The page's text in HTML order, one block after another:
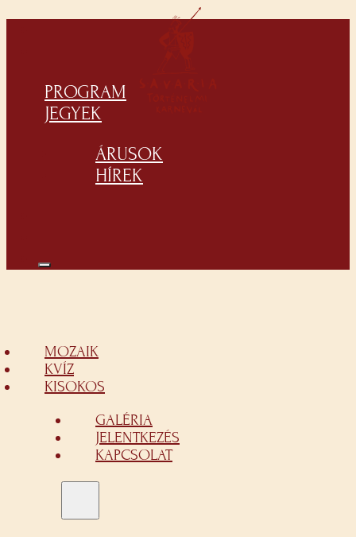
PROGRAM
JEGYEK
ÁRUSOK
HÍREK
MOZAIK
KVÍZ
KISOKOS
GALÉRIA
JELENTKEZÉS
KAPCSOLAT